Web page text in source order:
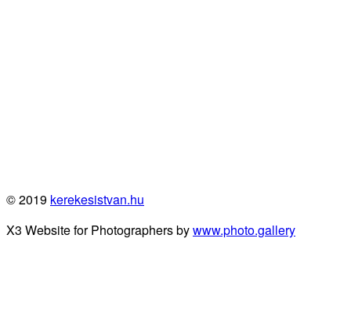
© 2019 kerekesistvan.hu
X3 Website for Photographers bywww.photo.gallery